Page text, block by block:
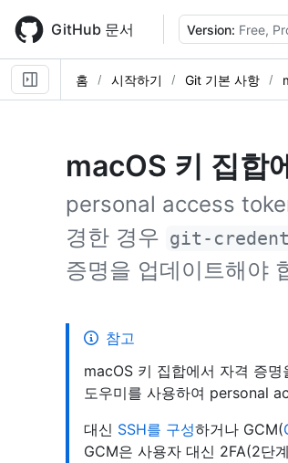
main
content
GitHub 문서 Version: Free,
홈 시작하기 Git 기본 사항
macOS 키 집합
personal access
경한 경우 git-
증명을 업데이트해야
참고
macOS 키 집합에서 자격 증
도우미를 사용하여 personal
대신 SSH를 구성하거나 GCM(
GCM은 사용자 대신 2FA(2단